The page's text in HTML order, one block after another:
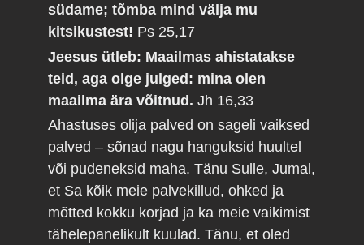
südame; tõmba mind välja mu
kitsikustest! Ps 25,17
Jeesus ütleb: Maailmas ahistatakse
teid, aga olge julged: mina olen
maailma ära võitnud.Jh 16,33
Ahastuses olija palved on sageli vaiksed
palved – sõnad nagu hanguksid huultel
või pudeneksid maha. Tänu Sulle, Jumal,
et Sa kõik meie palvekillud, ohked ja
mõtted kokku korjad ja ka meie vaikimist
tähelepanelikult kuulad. Tänu, et oled